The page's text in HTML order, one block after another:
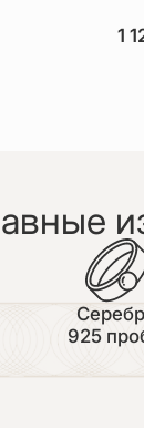
1
925